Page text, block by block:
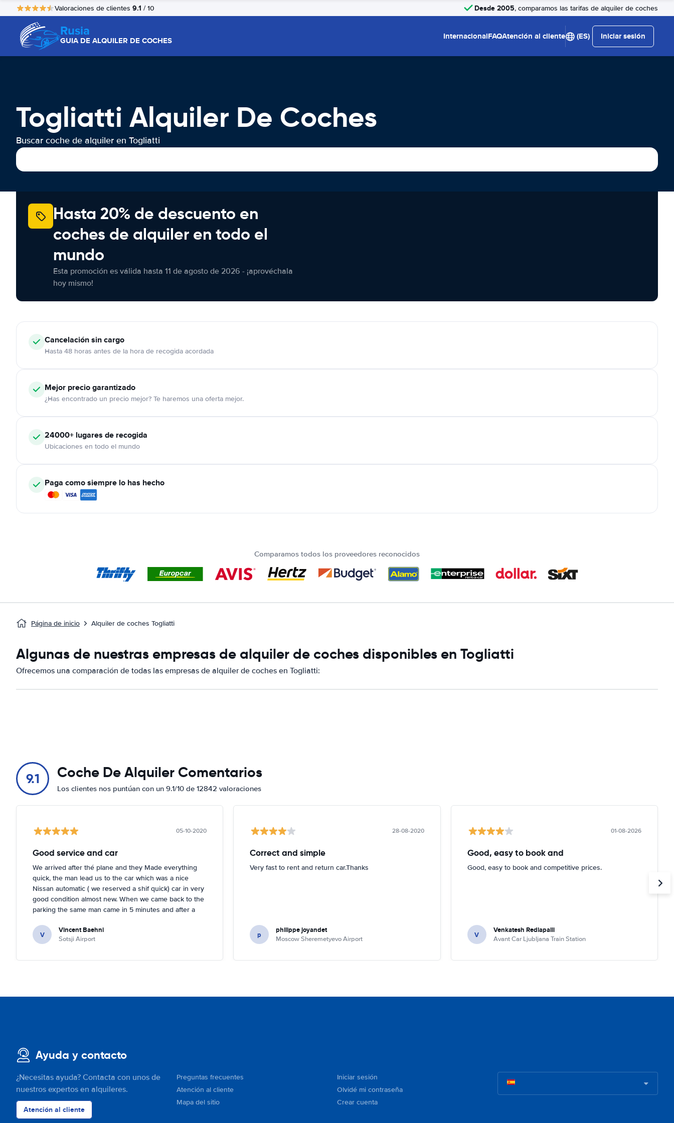
Valoraciones de clientes 9.1 / 10 Desde 2005, comparamos las tarifas de alquiler de coches
Rusia
GUIA DE ALQUILER DE COCHES InternacionalFAQAtención al cliente (ES) Iniciar sesión
Togliatti Alquiler De Coches
Buscar coche de alquiler en Togliatti
Hasta 20% de descuento en
coches de alquiler en todo el
mundo
Esta promoción es válida hasta 11 de agosto de 2026 - ¡aprovéchala
hoy mismo!
Cancelaciónsin cargo
Hasta 48 horas antes de la hora de recogida acordada
Mejor precio garantizado
¿Has encontrado un precio mejor? Te haremos una oferta mejor.
24000+ lugares de recogida
Ubicaciones en todo el mundo
Paga como siempre lo has hecho
Comparamos todos los proveedores reconocidos
Página de inicio Alquiler de coches Togliatti
Algunas de nuestras empresas de alquiler de coches disponibles en Togliatti
Ofrecemos una comparación de todas las empresas de alquiler de coches en Togliatti:
9.1 Coche De Alquiler Comentarios
Los clientes nos puntúan con un 9.1/10 de 12842 valoraciones
05-10-2020
Good service and car
We arrived after thé plane and they Made everything
quick, the man lead us to the car which was a nice
Nissan automatic ( we reserved a shif quick) car in very
good condition almost new. When we came back to the
parking the same man came in 5 minutes and after a
recommand this company.
V Vincent Baehni
Sotsji Airport
28-08-2020
Correct and simple
Very fast to rent and return car.Thanks
p philippe joyandet
Moscow Sheremetyevo Airport
01-08-2026
Good, easy to book and
Good, easy to book and competitive prices.
V Venkatesh Redlapalli
Avant Car Ljubljana Train Station
Ayuda y contacto
¿Necesitas ayuda? Contacta con unos de
nuestros expertos en alquileres.
Atención al cliente
Preguntas frecuentes
Atención al cliente
Mapa del sitio
Iniciar sesión
Olvidé mi contraseña
Crear cuenta